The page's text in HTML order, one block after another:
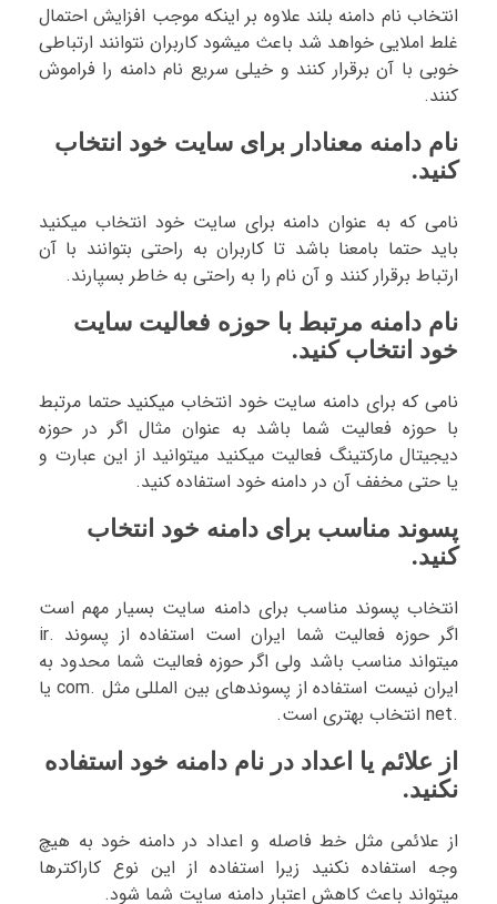
انتخاب نام دامنه بلند علاوه بر اینکه موجب افزایش احتمال
غلط املایی خواهد شد باعث میشود کاربران نتوانند ارتباطی
خوبی با آن برقرار کنند و خیلی سریع نام دامنه را فراموش
کنند.
نام دامنه معنادار برای سایت خود انتخاب
کنید.
نامی که به عنوان دامنه برای سایت خود انتخاب میکنید
باید حتما بامعنا باشد تا کاربران به راحتی بتوانند با آن
ارتباط برقرار کنند و آن نام را به راحتی به خاطر بسپارند.
نام دامنه مرتبط با حوزه فعالیت سایت
خود انتخاب کنید.
نامی که برای دامنه سایت خود انتخاب میکنید حتما مرتبط
با حوزه فعالیت شما باشد به عنوان مثال اگر در حوزه
دیجیتال مارکتینگ فعالیت میکنید میتوانید از این عبارت و
یا حتی مخفف آن در دامنه خود استفاده کنید.
پسوند مناسب برای دامنه خود انتخاب
کنید.
انتخاب پسوند مناسب برای دامنه سایت بسیار مهم است
اگر حوزه فعالیت شما ایران است استفاده از پسوند .ir
میتواند مناسب باشد ولی اگر حوزه فعالیت شما محدود به
ایران نیست استفاده از پسوندهای بین المللی مثل .com یا
.net انتخاب بهتری است.
از علائم یا اعداد در نام دامنه خود استفاده
نکنید.
از علائمی مثل خط فاصله و اعداد در دامنه خود به هیچ
وجه استفاده نکنید زیرا استفاده از این نوع کاراکترها
میتواند باعث کاهش اعتبار دامنه سایت شما شود.